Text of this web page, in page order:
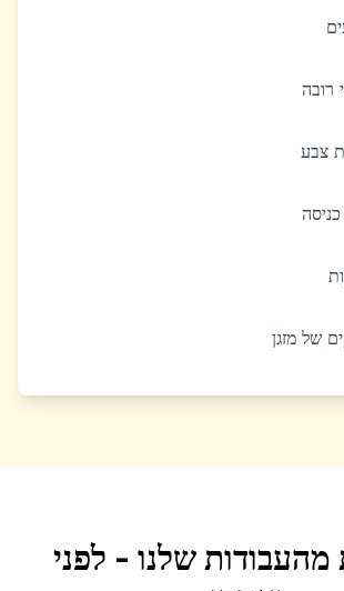
רובה
צבע
כניסה
של מזגן
מהעבודות שלנו - לפני